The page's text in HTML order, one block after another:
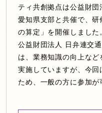
ティ共創拠点は公益財
愛知県支部と共催で、
の算定」を開催しました。
公益財団法人 日弁連交
は、業務知識の向上な
実施していますが、今
ため、一般の方に参加が